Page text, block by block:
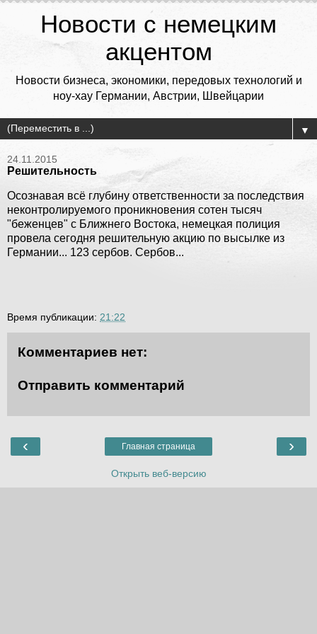
Новости с немецким
акцентом
Новости бизнеса, экономики, передовых технологий и
ноу-хау Германии, Австрии, Швейцарии
▼
24.11.2015
Решительность
Осознавая всё глубину ответственности за последствия
неконтролируемого проникновения сотен тысяч
"беженцев" с Ближнего Востока, немецкая полиция
провела сегодня решительную акцию по высылке из
Германии... 123 сербов. Сербов...
Время публикации: 21:22
Комментариев нет:
Отправить комментарий
‹ ›
Главная страница
Открыть веб-версию